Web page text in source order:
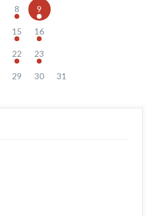
8 9
15 16
22 23
29 30 31